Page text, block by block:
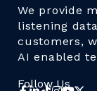
We provide
listening
customers,
AI enabled
Follow Us